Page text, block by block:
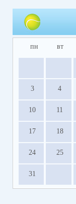
пн вт
3 4
10 11
17 18
24 25
31